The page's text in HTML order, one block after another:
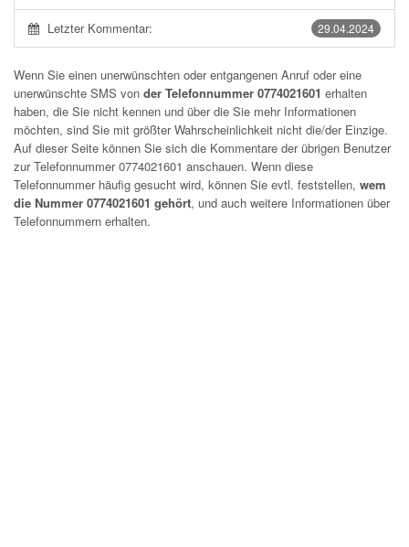
29.04.2024
Letzter Kommentar:
Wenn Sie einen unerwünschten oder entgangenen Anruf oder eine
unerwünschte SMS von der Telefonnummer 0774021601 erhalten
haben, die Sie nicht kennen und über die Sie mehr Informationen
möchten, sind Sie mit größter Wahrscheinlichkeit nicht die/der Einzige.
Auf dieser Seite können Sie sich die Kommentare der übrigen Benutzer
zur Telefonnummer0774021601 anschauen. Wenn diese
Telefonnummer häufig gesucht wird, können Sie evtl. feststellen, wem
die Nummer 0774021601 gehört, und auch weitere Informationen über
Telefonnummern erhalten.